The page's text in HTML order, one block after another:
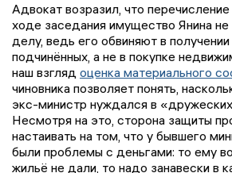
Адвокат возразил, что
ходе заседания имущество Янина
делу, ведь его обвиняют в
подчинённых, а не в покупке
наш взгляд оценка материального
чиновника позволяет понять,
экс-министр нуждался в
Несмотря на это, сторона защиты
настаивать на том, что у бывшего
были проблемы с деньгами: то ему
жильё не дали, то надо занавески в